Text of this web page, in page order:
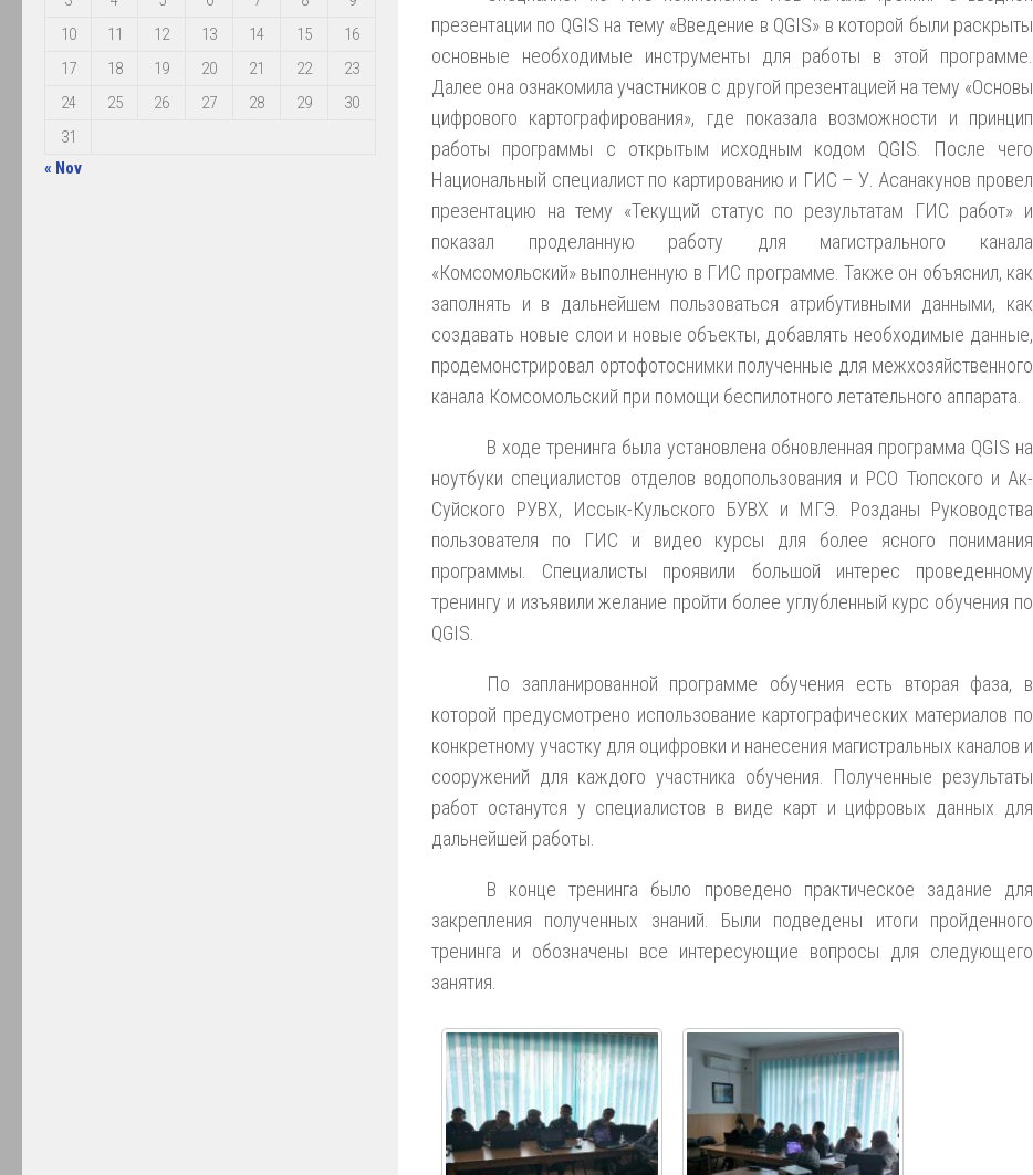
презентации по QGIS на тему «Введение в QGIS» в которой были раскрыты
основные необходимые инструменты для работы в этой программе.
Далее она ознакомила участников с другой презентацией на тему «Основы
цифрового картографирования», где показала возможности и принцип
работы программы с открытым исходным кодом QGIS. После чего
Национальный специалист по картированию и ГИС – У. Асанакунов провел
презентацию на тему «Текущий статус по результатам ГИС работ» и
показал проделанную работу для магистрального канала
«Комсомольский» выполненную в ГИС программе. Также он объяснил, как
заполнять и в дальнейшем пользоваться атрибутивными данными, как
создавать новые слои и новые объекты, добавлять необходимые данные,
продемонстрировал ортофотоснимки полученные для межхозяйственного
канала Комсомольский при помощи беспилотного летательного аппарата.
В ходе тренинга была установлена обновленная программа QGIS на
ноутбуки специалистов отделов водопользования и РCО Тюпского и Ак-
Суйского РУВХ, Иссык-Кульского БУВХ и МГЭ. Розданы Руководства
пользователя по ГИС и видео курсы для более ясного понимания
программы. Специалисты проявили большой интерес проведенному
тренингу и изъявили желание пройти более углубленный курс обучения по
QGIS.
По запланированной программе обучения есть вторая фаза, в
которой предусмотрено использование картографических материалов по
конкретному участку для оцифровки и нанесения магистральных каналов и
сооружений для каждого участника обучения. Полученные результаты
работ останутся у специалистов в виде карт и цифровых данных для
дальнейшей работы.
В конце тренинга было проведено практическое задание для
закрепления полученных знаний. Были подведены итоги пройденного
тренинга и обозначены все интересующие вопросы для следующего
занятия.
10
11 12 13 14 15
16
17
18 19 20 21 22
23
24
25 26 27 28 29
30
31
« Nov